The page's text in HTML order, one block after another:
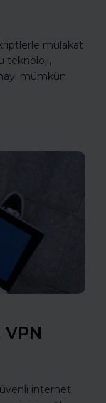
mülakat
teknoloji,
mümkün
internet